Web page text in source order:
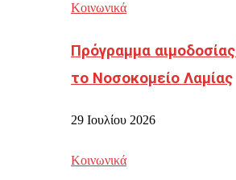
Κοινωνικά
Πρόγραμμα
το Νοσοκομείο Λαμίας
29 Ιουλίου 2026
Κοινωνικά